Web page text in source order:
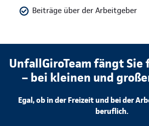
Beiträge über der Arbeitgeber
UnfallGiroTeam fängt
– bei kleinen und
Egal, ob in der Freizeit und bei der
beruflich.